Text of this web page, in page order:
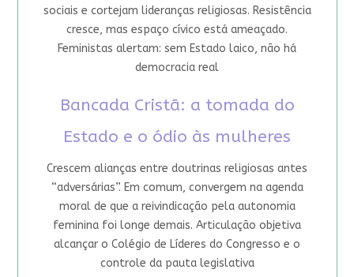
sociais e cortejam lideranças religiosas. Resistência
cresce, mas espaço cívico está ameaçado.
Feministas alertam: sem Estado laico, não há
democracia real
Bancada Cristã: a tomada do
Estado e o ódio às mulheres
Crescem alianças entre doutrinas religiosas antes
“adversárias”. Em comum, convergem na agenda
moral de que a reivindicação pela autonomia
feminina foi longe demais. Articulação objetiva
alcançar o Colégio de Líderes do Congresso e o
controle da pauta legislativa